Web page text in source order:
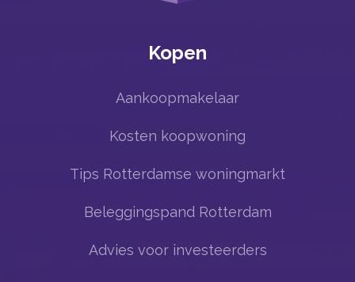
Kopen
Aankoopmakelaar
Kosten koopwoning
Tips Rotterdamse woningmarkt
Beleggingspand Rotterdam
Advies voor investeerders